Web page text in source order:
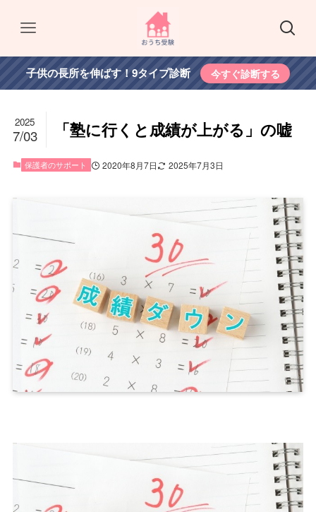
子供の長所を伸ばす！9タイプ診断 今すぐ診断する
「塾に行くと成績が上がる」の嘘
2025
7/03
保護者のサポート 2020年8月7日 2025年7月3日